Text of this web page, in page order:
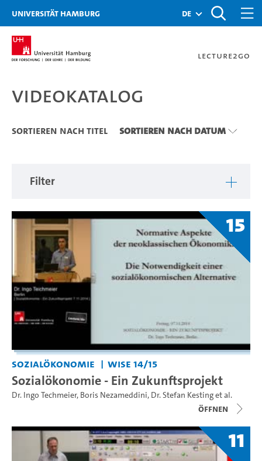
Zu den Filtern
Zur Metanavigation
Zur Hauptnavigation
Zur Suche
Zum Inhalt
Zum Seitenfuss
Universität Hamburg de
Lecture2Go
Videokatalog
Videokatalog
Sortieren nach Titel Sortieren nach Datum
Filter
15
Sozialökonomie WiSe 14/15
Sozialökonomie - Ein Zukunftsprojekt
Dr. Ingo Techmeier, Boris Nezameddini, Dr. Stefan Kestinget al.
Öffnen
11